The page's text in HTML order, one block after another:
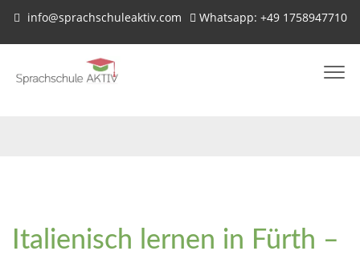
info@sprachschuleaktiv.com Whatsapp: +49 1758947710
Italienisch lernen in Fürth –